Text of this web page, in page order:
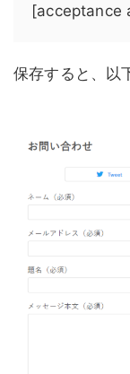
[acceptance
保存すると、以